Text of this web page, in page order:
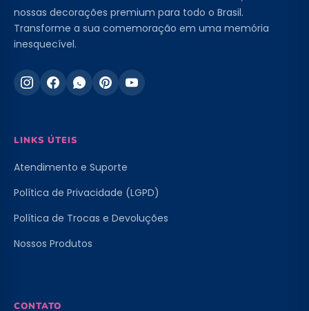
nossas decorações premium para todo o Brasil.
Transforme a sua comemoração em uma memória
inesquecível.
LINKS ÚTEIS
Atendimento e Suporte
Política de Privacidade (LGPD)
Política de Trocas e Devoluções
Nossos Produtos
CONTATO